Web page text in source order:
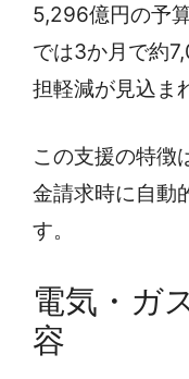
5,296億円の予
では3か月で約
担軽減が見込ま
この支援の特徴
金請求時に自動
す。
電気・ガ
容